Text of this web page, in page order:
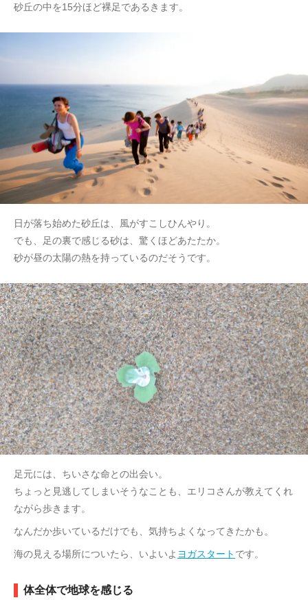
砂丘の中を15分ほど裸足であるきます。
日が落ち始めた砂丘は、風がすこしひんやり。
でも、足の裏で感じる砂は、驚くほどあたたか。
砂が昼の太陽の熱を持っているのだそうです。
足元には、ちいさな命との出会い。
ちょっと見逃してしまいそうなことも、エリコさんが教えてくれ
ながら歩きます。
なんだか歩いているだけでも、気持ちよくなってきたかも。
海の見える場所についたら、いよいよ ヨガスタート です。
体全体で地球を感じる